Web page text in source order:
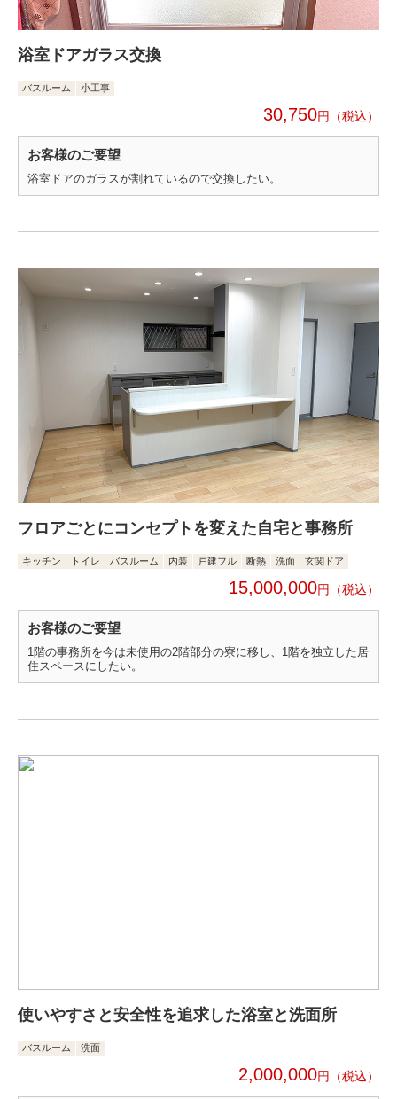
浴室ドアガラス交換
バスルーム 小工事
30,750円
お客様のご要望
浴室ドアのガラスが割れているので交換したい。
フロアごとにコンセプトを変えた自宅と事務所
キッチン トイレ バスルーム 内装 戸建フル 断熱 洗面 玄関ドア
15,000,000円
お客様のご要望
1階の事務所を今は未使用の2階部分の寮に移し、1階を独立した居
住スペースにしたい。
使いやすさと安全性を追求した浴室と洗面所
バスルーム 洗面
2,000,000円